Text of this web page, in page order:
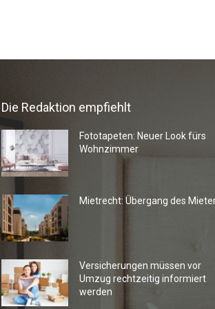
Die Redaktion empfiehlt
Fototapeten: Neuer Look fürs
Wohnzimmer
Mietrecht: Übergang des
Versicherungen müssen vor
Umzug rechtzeitig informiert
werden